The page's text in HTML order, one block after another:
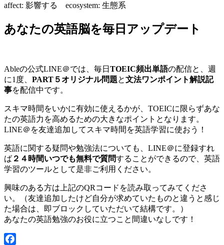
affect: 影響する ecosystem: 生態系
あなたの英語脳を毎日アップデート
Ableの公式LINE＠では、毎日 TOEIC頻出単語の配信と、週
に1度、 PART５オリジナル問題と文法ワンポイント解説記
事を配信中です。
スキマ時間をいかに有効に使えるかが、TOEICに限らずあな
たの英語力を高めるための大きなポイントとなります。
LINE＠を友達追加してスキマ時間を英語学習に使おう！
英語に関する疑問や勉強法についても、LINE＠に登録すれ
ば ２４時間いつでも無料で質問することができるので、英語
学習のツールとして是非ご利用ください。
興味のある方は上記のQRコードを読み取ってみてくださ
い。（友達追加したけど自分が求めていたものと違うと感じ
た場合は、即ブロックしていただいて結構です。）
あなたの英語勉強のお役に立つこと間違いなしです！